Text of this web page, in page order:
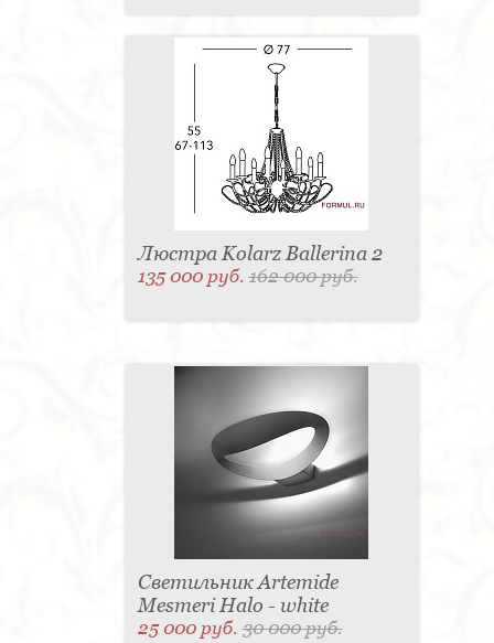
Люстра Kolarz Ballerina 2
135 000 руб.162 000 руб.
Светильник Artemide
Mesmeri Halo - white
25 000 руб.30 000 руб.